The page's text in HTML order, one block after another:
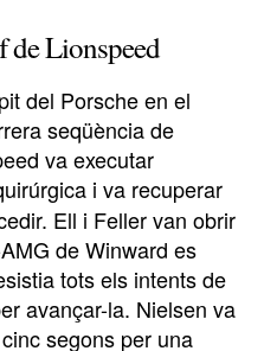
de Lionspeed
del Porsche en el
seqüència de
va executar
i va recuperar
Ell i Feller van obrir
de Winward es
tots els intents de
avançar-la. Nielsen va
segons per una